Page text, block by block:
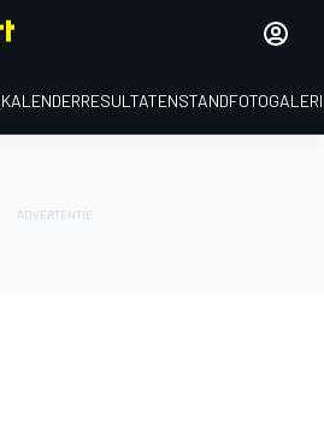
KALENDERRESULTATENSTAND